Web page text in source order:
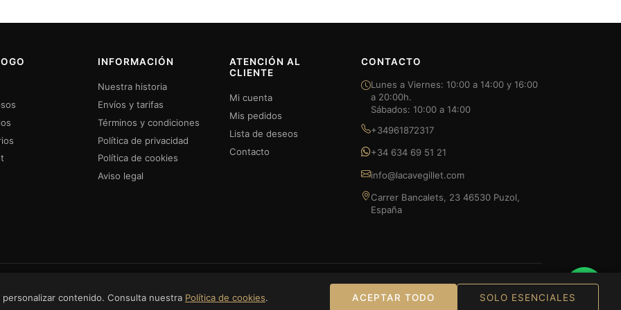
INFORMACIÓN
Nuestra historia
Envíos y tarifas
Términos y condiciones
Política de privacidad
Política de cookies
Aviso legal
ATENCIÓN AL
CLIENTE
Mi cuenta
Mis pedidos
Lista de deseos
Contacto
CONTACTO
Lunes a Viernes: 10:00 a 14:00 y 16:00
a 20:00h.
Sábados: 10:00 a 14:00
+34961872317
+34 634 69 51 21
info@lacavegillet.com
Carrer Bancalets, 23 46530 Puzol,
España
reservados. Bizum
contenido. Consulta nuestra Política de cookies. ACEPTAR TODO SOLO ESENCIALES